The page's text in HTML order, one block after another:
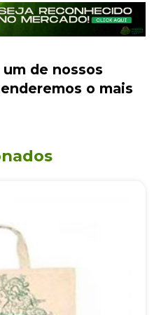
um de nossos
o mais